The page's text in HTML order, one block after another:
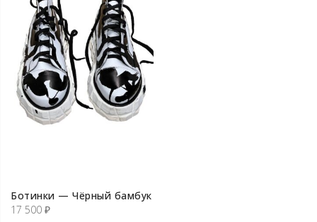
Ботинки — Чёрный бамбук
17 500 ₽